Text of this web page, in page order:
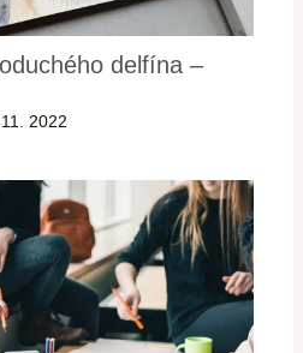
delfína –
2022